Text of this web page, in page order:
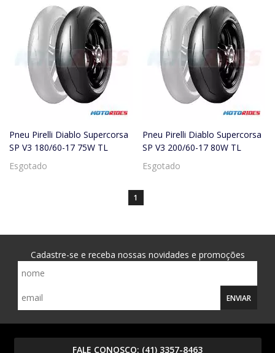
Pneu Pirelli Diablo Supercorsa
SP V3 180/60-17 75W TL
Esgotado
Pneu Pirelli Diablo Supercorsa
SP V3 200/60-17 80W TL
Esgotado
1
Cadastre-se e receba nossas novidades e promoções
ENVIAR
FALE CONOSCO: (41) 3357-8463